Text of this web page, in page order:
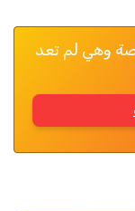
وهي لم تعد